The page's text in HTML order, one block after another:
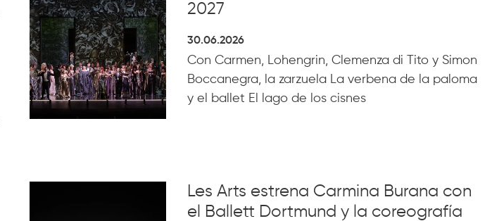
2027
30.06.2026
Con Carmen, Lohengrin, Clemenza di Tito y Simon
Boccanegra, la zarzuela La verbena de la paloma
y el ballet El lago de los cisnes
Les Arts estrena Carmina Burana con
el Ballett Dortmund y la coreografía